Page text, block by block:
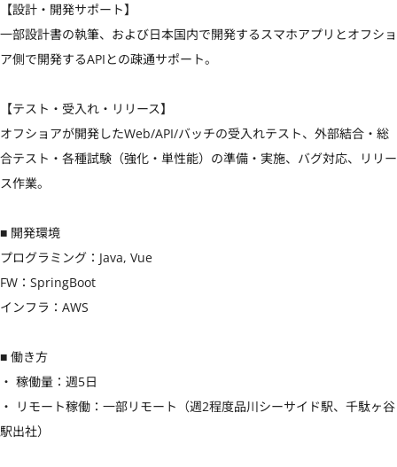
【設計・開発サポート】
一部設計書の執筆、および日本国内で開発するスマホアプリとオフショ
ア側で開発するAPIとの疎通サポート。
【テスト・受入れ・リリース】
オフショアが開発したWeb/API/バッチの受入れテスト、外部結合・総
合テスト・各種試験（強化・単性能）の準備・実施、バグ対応、リリー
ス作業。
■ 開発環境
プログラミング：Java, Vue
FW：SpringBoot
インフラ：AWS
■ 働き方
・ 稼働量：週5日
・ リモート稼働：一部リモート（週2程度品川シーサイド駅、千駄ヶ谷
駅出社）